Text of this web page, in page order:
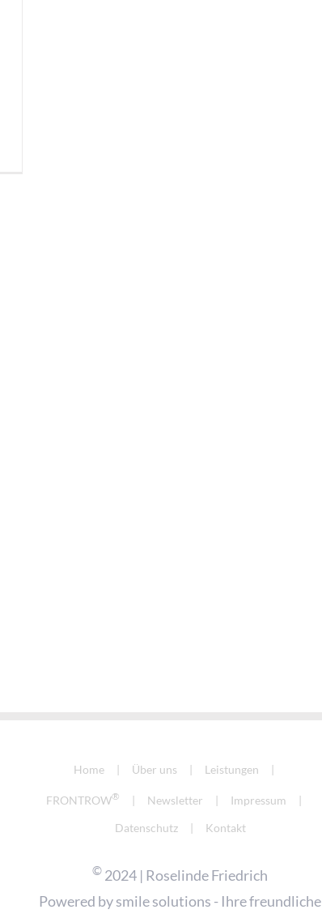
Home Über uns Leistungen
FRONTROW® Newsletter
Impressum
Datenschutz
Kontakt
© 2024 | Roselinde Friedrich
Powered bysmile solutions - Ihre freundliche